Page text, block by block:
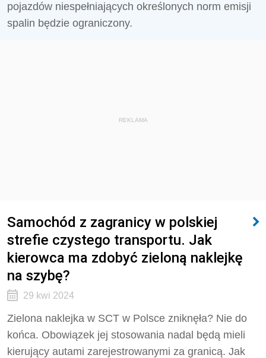
pojazdów niespełniających określonych norm emisji
spalin będzie ograniczony.
REKLAMA
Samochód z zagranicy w polskiej
strefie czystego transportu. Jak
kierowca ma zdobyć zieloną naklejkę
na szybę?
29 kwi 2024
Zielona naklejka w SCT w Polsce zniknęła? Nie do
końca. Obowiązek jej stosowania nadal będą mieli
kierujący autami zarejestrowanymi za granicą. Jak